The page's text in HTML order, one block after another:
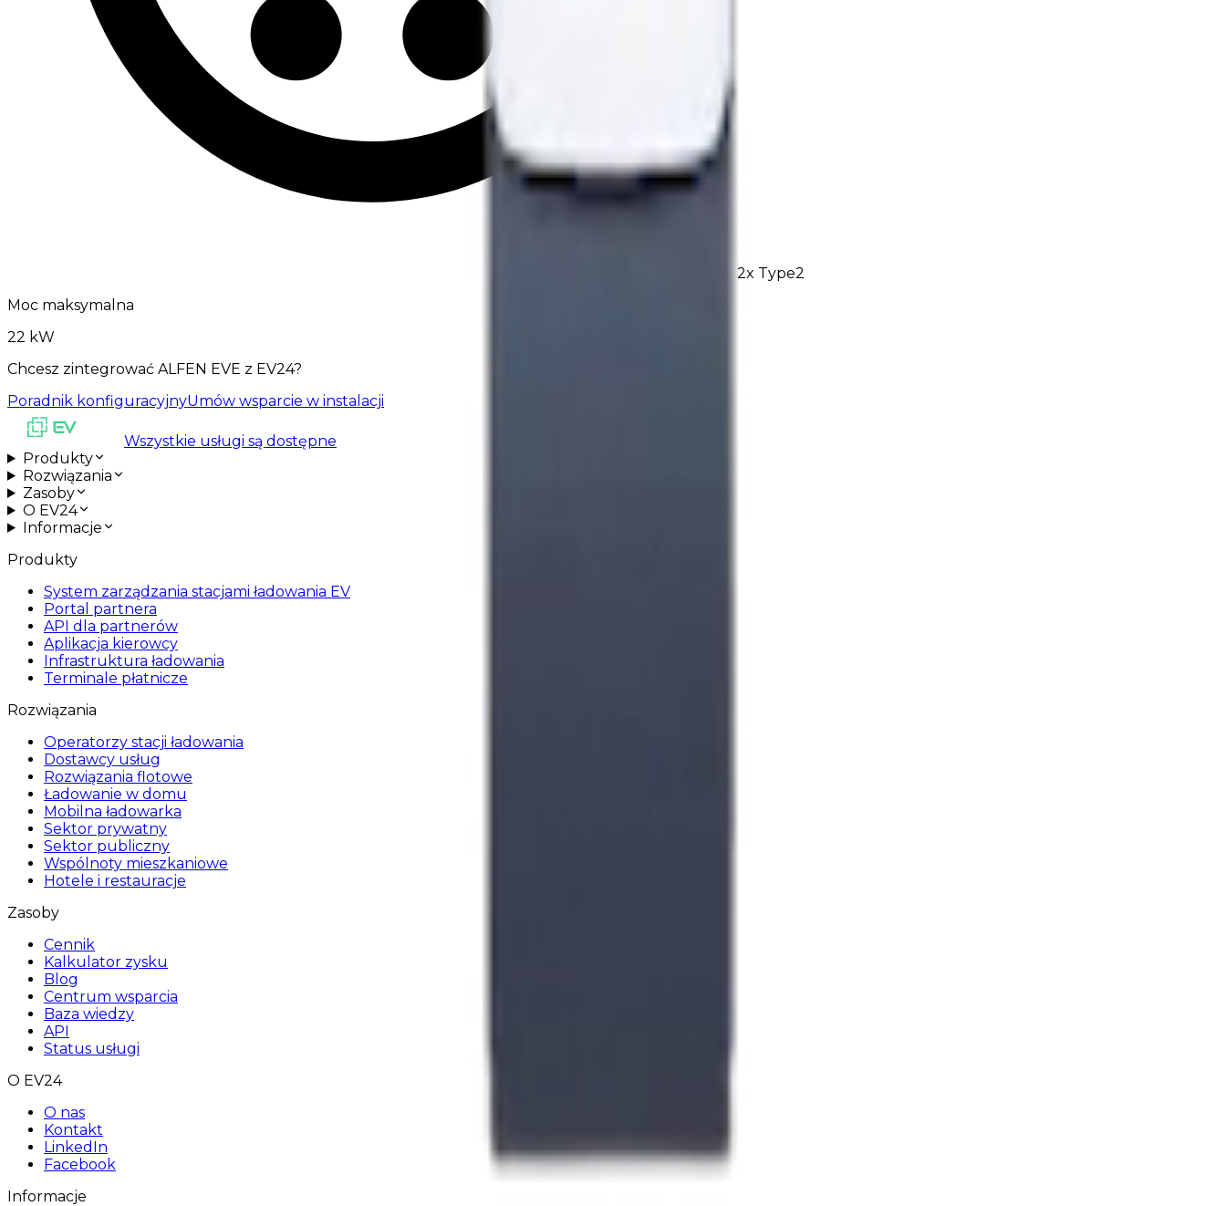
2x Type2
Moc maksymalna
22 kW
Chcesz zintegrować ALFEN EVE z EV24?
Poradnik konfiguracyjnyUmów wsparcie w instalacji
Wszystkie usługi są dostępne
Produkty
Rozwiązania
Zasoby
O EV24
Informacje
Produkty
System zarządzania stacjami ładowania EV
Portal partnera
API dla partnerów
Aplikacja kierowcy
Infrastruktura ładowania
Terminale płatnicze
Rozwiązania
Operatorzy stacji ładowania
Dostawcy usług
Rozwiązania flotowe
Ładowanie w domu
Mobilna ładowarka
Sektor prywatny
Sektor publiczny
Wspólnoty mieszkaniowe
Hotele i restauracje
Zasoby
Cennik
Kalkulator zysku
Blog
Centrum wsparcia
Baza wiedzy
API
Status usługi
O EV24
O nas
Kontakt
LinkedIn
Facebook
Informacje